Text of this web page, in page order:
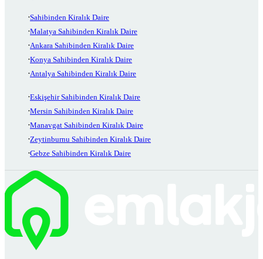
Sahibinden Kiralık Daire
Malatya Sahibinden Kiralık Daire
Ankara Sahibinden Kiralık Daire
Konya Sahibinden Kiralık Daire
Antalya Sahibinden Kiralık Daire
Eskişehir Sahibinden Kiralık Daire
Mersin Sahibinden Kiralık Daire
Manavgat Sahibinden Kiralık Daire
Zeytinburnu Sahibinden Kiralık Daire
Gebze Sahibinden Kiralık Daire